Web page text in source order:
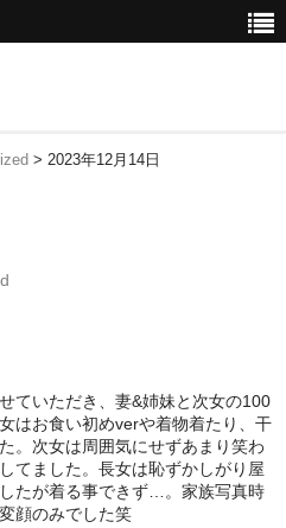
り
たこと
貢献した家電一覧
> 2023年12月14日
ていただき、妻&姉妹と次女の100
はお食い初めverや着物着たり、干
。次女は周囲気にせずあまり笑わ
てました。長女は恥ずかしがり屋
たが着る事できず…。家族写真時
顔のみでした笑